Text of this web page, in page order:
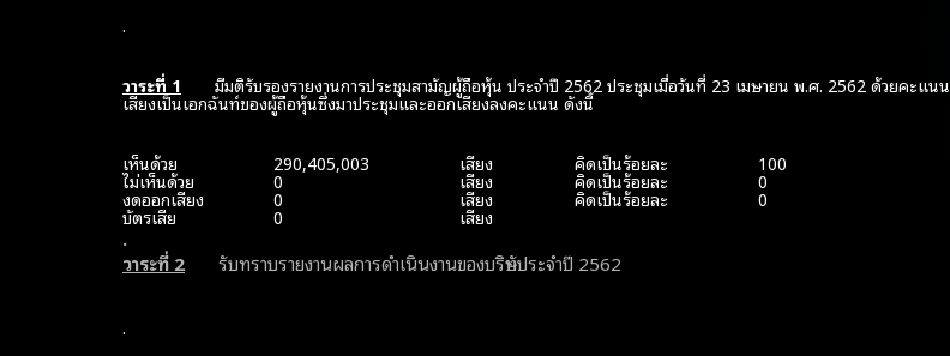
.
วาระที่ 1 มีมติรับรองรายงานการประชุมสามัญผู้ถือหุ้น ประจำปี 2562 ประชุมเมื่อวันที่ 23 เมษายน พ.ศ. 2562 ด้วยคะแนน
เสียงเป็นเอกฉันท์ของผู้ถือหุ้นซึ่งมาประชุมและออกเสียงลงคะแนน ดังนี้
เห็นด้วย 290,405,003 เสียง คิดเป็นร้อยละ 100
ไม่เห็นด้วย 0 เสียง คิดเป็นร้อยละ 0
งดออกเสียง 0 เสียง คิดเป็นร้อยละ 0
บัตรเสีย 0 เสียง
.
วาระที่ 2 รับทราบรายงานผลการดำเนินงานของบริษัทประจำปี 2562
.